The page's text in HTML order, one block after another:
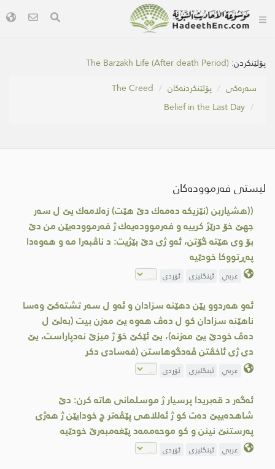
پۆلێنکردن: The Barzakh Life (After death Period)
سه‌ره‌كی
پۆلێنکردنەکان
The Creed
Belief in the Last Day
لیستی فەرموودەکان
((هشیاربن (نێزیكه‌ ده‌مه‌ك دێ هێت) زه‌لامه‌ك یێ ل سه‌ر
جهێ خۆ درێژ كرییه‌ و فه‌رمووده‌یه‌ك ژ فه‌رمووده‌یێن من دێ
بۆ وی هێته‌ گۆتن، ئه‌و ژی دێ بێژیت: د ناڤبه‌را مه‌ و هه‌وه‌دا
په‌ڕتووكا خودێیه‌
عربي ئینگلیزی ئۆردی
ئه‌و هه‌ردوو یێن دهێنه‌ سزادان و ئه‌و ل سه‌ر تشته‌كێ وه‌سا
ناهێنه‌ سزادان كو ل ده‌ڤ هه‌وه‌ یێ مه‌زن بیت (به‌لێ ل
ده‌ڤ خودێ یێ مه‌زنه‌)، یێ ئێكێ خۆ ژ میزێ نه‌دپاراست، یێ
دی ژی ئاخڤتن ڤه‌دگوهاستن (فه‌سادی دكر
عربي ئینگلیزی ئۆردی
ئه‌گه‌ر د قه‌بریدا پرسیار ژ موسلمانی هاته‌ كرن: دێ
شاهده‌ییێ ده‌ت كو ژ ئه‌للاهی پێڤه‌تر چ خودایێن ژ هه‌ژی
پەرستنێ نینن و كو موحه‌ممه‌د پێغه‌مبه‌رێ خودێیه‌
عربي ئینگلیزی ئۆردی